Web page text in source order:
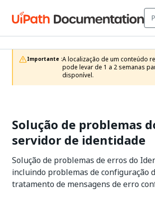
Importante :A localização de um conteúdo
pode levar de 1 a 2 semanas
disponível.
Solução de problemas
servidor de identidade
Solução de problemas de erros do
incluindo problemas de configuração
tratamento de mensagens de erro